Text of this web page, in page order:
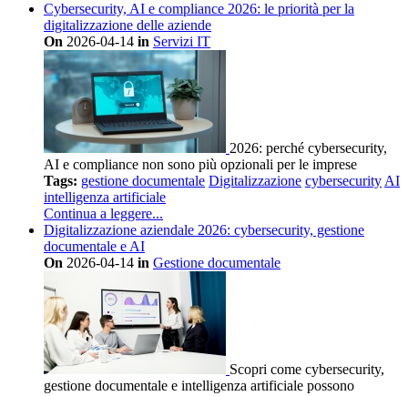
Cybersecurity, AI e compliance 2026: le priorità per la
digitalizzazione delle aziende
On 2026-04-14 in Servizi IT
2026: perché cybersecurity,
AI e compliance non sono più opzionali per le imprese
Tags: gestione documentale Digitalizzazione cybersecurityAI
intelligenza artificiale
Continua a leggere...
Digitalizzazione aziendale 2026: cybersecurity, gestione
documentale e AI
On 2026-04-14 in Gestione documentale
Scopri come cybersecurity,
gestione documentale e intelligenza artificiale possono